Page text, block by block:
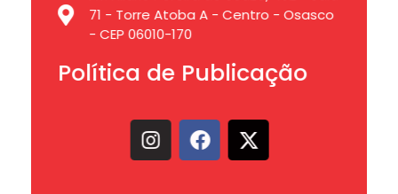
71 - Torre Atoba A - Centro - Osasco
- CEP 06010-170
Política de Publicação